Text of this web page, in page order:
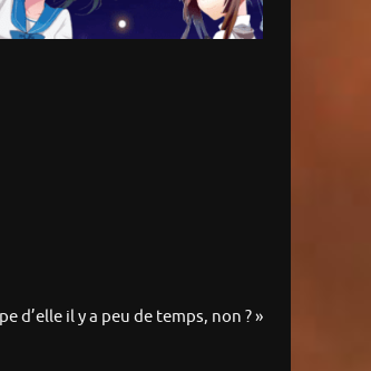
d’elle il y a peu de temps, non ? »